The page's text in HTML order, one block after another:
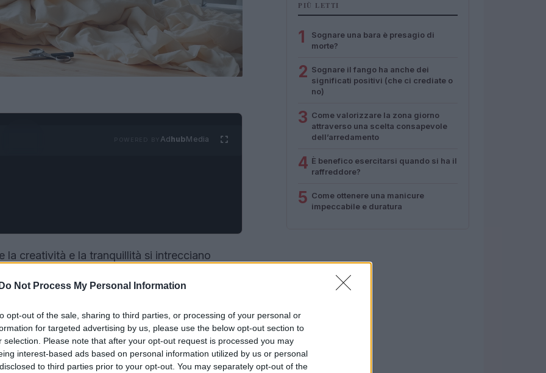
Do Not Process My Personal Information
opt-out of the sale, sharing to third parties, or processing of your personal or
for targeted advertising by us, please use the below opt-out section to
selection. Please note that after your opt-out request is processed you may
interest-based ads based on personal information utilized by us or personal
to third parties prior to your opt-out. You may separately opt-out of the
AdhubMedia
la creatività e la tranquillità si intrecciano
di Cecilie Bahnsen, una designer danese
in un impero della moda. Con dieci anni di
che mescola nostalgia, innovazione e
ai suoi primi giorni di vita. In questo articolo,
le ispirazioni che l’hanno guidata e la
PIÙ LETTI
1
Sognare una bara è presagio di
morte?
2 Sognare il fango ha anche dei
significati positivi (che ci crediate o
no)
3 Come valorizzare la zona giorno
attraverso una scelta consapevole
dell’arredamento
4 È benefico esercitarsi quando si ha il
raffreddore?
5 Come ottenere una manicure
impeccabile e duratura